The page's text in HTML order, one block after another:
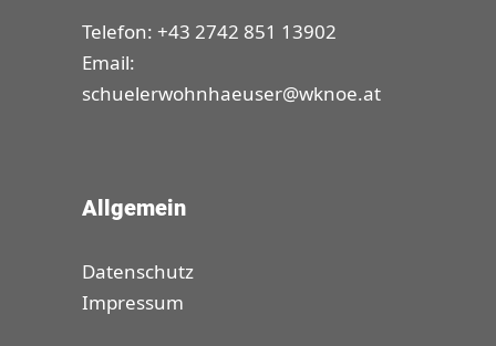
Telefon: +43 2742 851 13902
Email:
schuelerwohnhaeuser@wknoe.at
Allgemein
Datenschutz
Impressum